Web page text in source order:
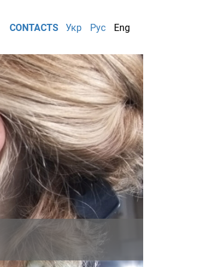
CONTACTS Укр Рус Eng